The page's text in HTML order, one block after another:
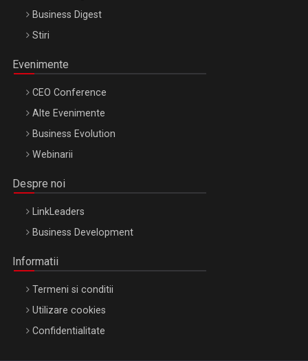
Business Digest
Stiri
Evenimente
CEO Conference
Alte Evenimente
Business Evolution
Webinarii
Despre noi
LinkLeaders
Business Development
Informatii
Termeni si conditii
Utilizare cookies
Confidentialitate